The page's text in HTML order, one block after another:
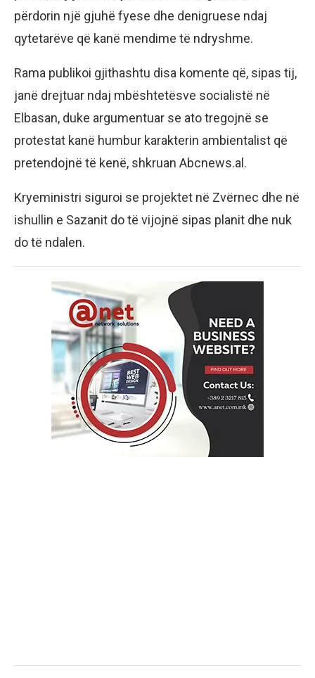
përdorin një gjuhë fyese dhe denigruese ndaj
qytetarëve që kanë mendime të ndryshme.
Rama publikoi gjithashtu disa komente që, sipas tij,
janë drejtuar ndaj mbështetësve socialistë në
Elbasan, duke argumentuar se ato tregojnë se
protestat kanë humbur karakterin ambientalist që
pretendojnë të kenë, shkruan Abcnews.al.
Kryeministri siguroi se projektet në Zvërnec dhe në
ishullin e Sazanit do të vijojnë sipas planit dhe nuk
do të ndalen.